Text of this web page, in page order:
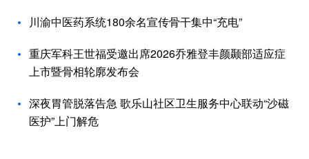
川渝中医药系统180余名宣传骨干集中“充电”
重庆军科王世福受邀出席2026乔雅登丰颜颞部适应症
上市暨骨相轮廓发布会
深夜胃管脱落告急 歌乐山社区卫生服务中心联动“沙磁
医护”上门解危